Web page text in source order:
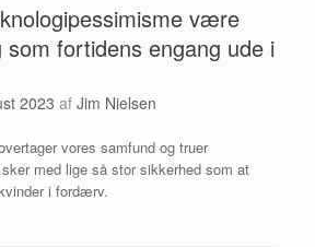
være
som fortidens engang ude i
2023 af Jim Nielsen
vores samfund og truer
med lige så stor sikkerhed som at
i fordærv.